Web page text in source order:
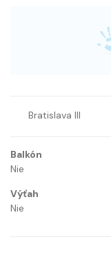
Bratislava III
Balkón
Nie
Výťah
Nie